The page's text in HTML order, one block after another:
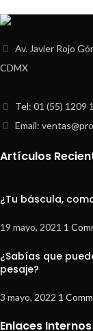
Av. Javier Rojo
CDMX
Tel: 01 (55) 1209
Email:
Artículos
¿Tu báscula,
19 mayo, 2021 1
¿Sabías que
pesaje?
3 mayo, 2022 1
Enlaces Internos